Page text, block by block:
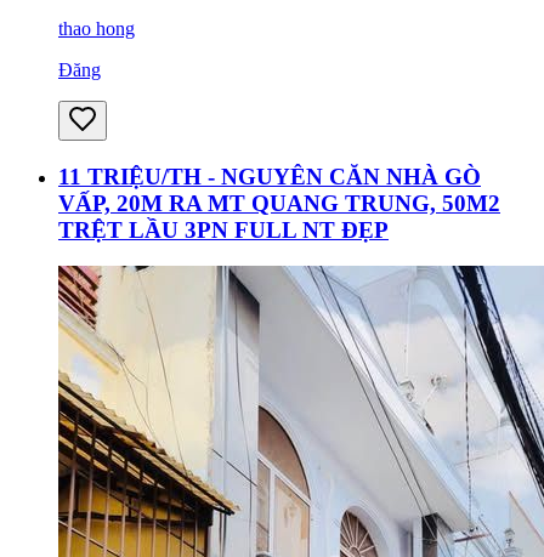
thao hong
Đăng
11 TRIỆU/TH - NGUYÊN CĂN NHÀ GÒ
VẤP, 20M RA MT QUANG TRUNG, 50M2
TRỆT LẦU 3PN FULL NT ĐẸP